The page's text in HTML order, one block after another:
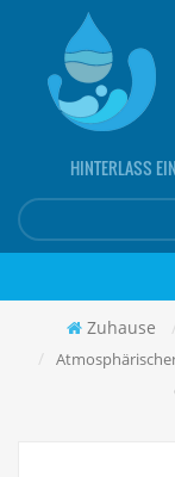
HINTERLASS
Zuhause /
/